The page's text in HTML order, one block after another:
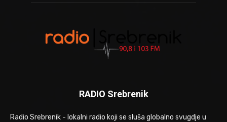
RADIO Srebrenik
Radio Srebrenik - lokalni radio koji se sluša globalno svugdje u